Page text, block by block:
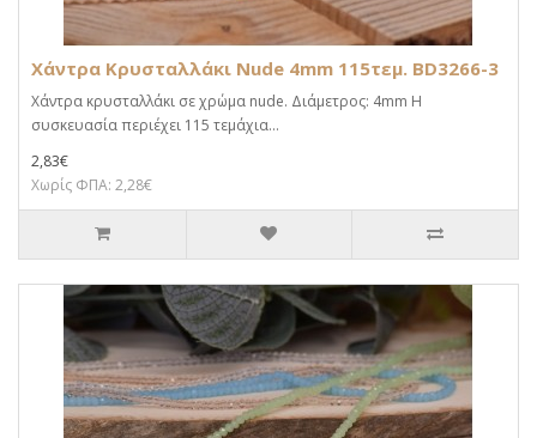
Χάντρα Κρυσταλλάκι Nude 4mm 115τεμ. BD3266-3
Χάντρα κρυσταλλάκι σε χρώμα nude. Διάμετρος: 4mm Η
συσκευασία περιέχει 115 τεμάχια...
2,83€
Χωρίς ΦΠΑ: 2,28€